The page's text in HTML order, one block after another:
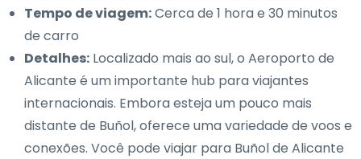
Tempo de viagem:Cerca de 1 hora e 30 minutos
de carro
Detalhes: Localizado mais ao sul, o Aeroporto de
Alicante é um importante hub para viajantes
internacionais. Embora esteja um pouco mais
distante de Buñol, oferece uma variedade de voos e
conexões. Você pode viajar para Buñol de Alicante